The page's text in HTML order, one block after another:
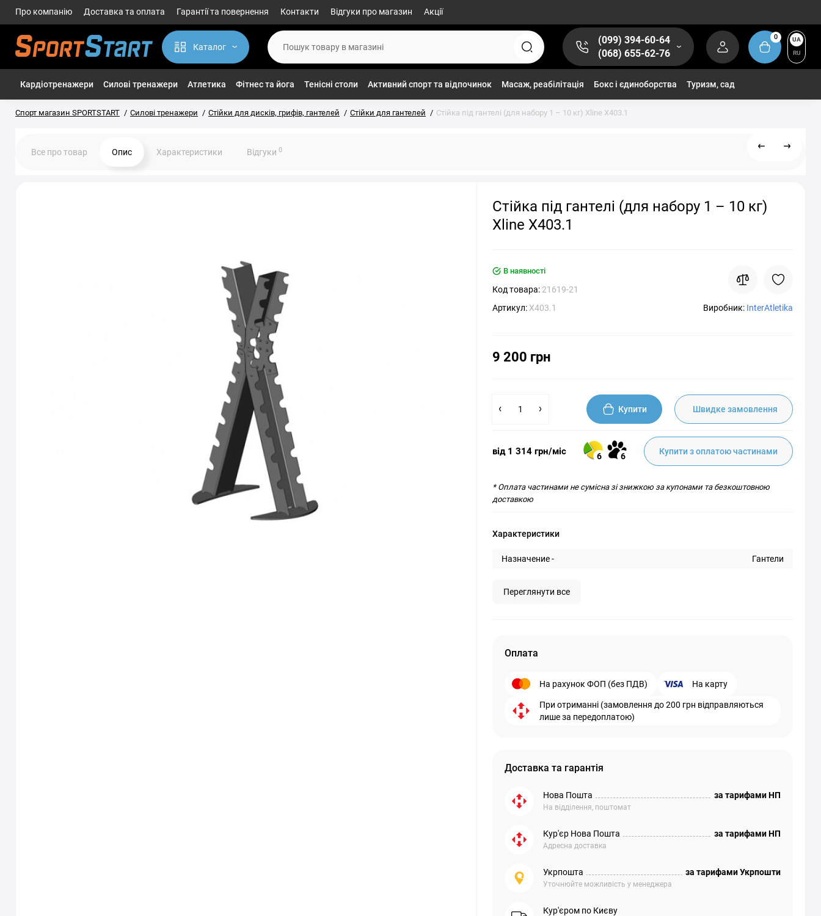
Про компанію Доставка та оплата Гарантії та повернення Контакти Відгуки про магазин Акції
Каталог
(099) 394-60-64
(068) 655-62-76
0
UA
RU
Кардіотренажери Силові тренажери Атлетика Фітнес та йога Тенісні столи Активний спорт та відпочинок Масаж, реабілітація Бокс і єдиноборства Туризм, сад
Спорт магазин SPORTSTART Силові тренажери Стійки для дисків, грифів, гантелей Стійки для гантелей Стійка під гантелі (для набору 1 – 10 кг) Xline X403.1
Все про товар Опис Характеристики Відгуки 0
Стійка під гантелі (для набору 1 – 10 кг)
Xline X403.1
В наявності
Код товара: 21619-21
Артикул: X403.1 Виробник: InterAtletika
9 200 грн
Купити Швидке замовлення
від 1 314 грн/міс 6 6 Купити з оплатою частинами
* Оплата частинами не сумісна зі знижкою за купонами та безкоштовною
доставкою
Характеристики
Назначение - Гантели
Переглянути все
Оплата
На рахунок ФОП (без ПДВ) На карту
При отриманні (замовлення до 200 грн відправляються
лише за передоплатою)
Доставка та гарантія
Нова Пошта
На відділення, поштомат
за тарифами НП
Кур'єр Нова Пошта
Адресна доставка
за тарифами НП
Укрпошта
Уточнюйте можливість у менеджера
за тарифами Укрпошти
Кур'єром по Києву